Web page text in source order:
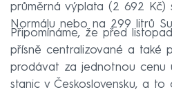
průměrná výplata (2 692 Kč)
Normálu nebo na 299 litrů
Připomínáme, že před
přísně centralizované a také
prodávat za jednotnou cenu
stanic v Československu, a